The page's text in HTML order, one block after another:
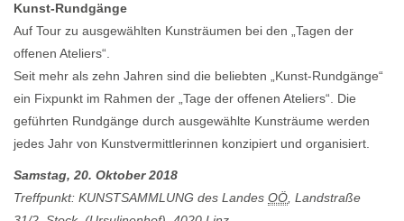
Kunst-Rundgänge
Auf Tour zu ausgewählten Kunsträumen bei den „Tagen der
offenen Ateliers“.
Seit mehr als zehn Jahren sind die beliebten „Kunst-Rundgänge“
ein Fixpunkt im Rahmen der „Tage der offenen Ateliers“. Die
geführten Rundgänge durch ausgewählte Kunsträume werden
jedes Jahr von Kunstvermittlerinnen konzipiert und organisiert.
Samstag, 20. Oktober 2018
Treffpunkt: KUNSTSAMMLUNG des Landes OÖ , Landstraße